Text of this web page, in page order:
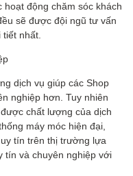
động chăm sóc khách
sẽ được đội ngũ tư vấn
tiết nhất.
dịch vụ giúp các Shop
nghiệp hơn. Tuy nhiên
chất lượng của dịch
máy móc hiện đại,
tín trên thị trường lựa
tín và chuyên nghiệp với